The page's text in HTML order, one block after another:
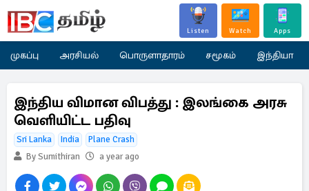
Listen Watch Apps
முகப்பு அரசியல் பொருளாதாரம் சமூகம் இந்தியா
இந்திய விமான விபத்து : இலங்கை அரசு
வெளியிட்ட பதிவு
Sri Lanka India
Plane Crash
By Sumithiran
a year ago